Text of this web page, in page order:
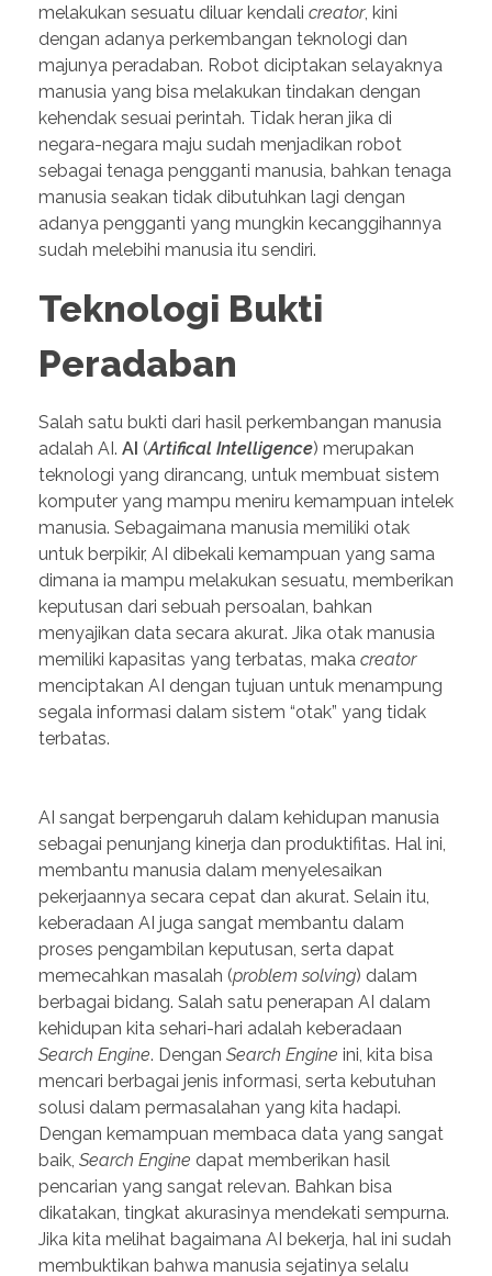
melakukan sesuatu diluar kendali creator, kini
dengan adanya perkembangan teknologi dan
majunya peradaban. Robot diciptakan selayaknya
manusia yang bisa melakukan tindakan dengan
kehendak sesuai perintah. Tidak heran jika di
negara-negara maju sudah menjadikan robot
sebagai tenaga pengganti manusia, bahkan tenaga
manusia seakan tidak dibutuhkan lagi dengan
adanya pengganti yang mungkin kecanggihannya
sudah melebihi manusia itu sendiri.
Teknologi Bukti
Peradaban
Salah satu bukti dari hasil perkembangan manusia
adalah AI. AI (Artifical Intelligence) merupakan
teknologi yang dirancang, untuk membuat sistem
komputer yang mampu meniru kemampuan intelek
manusia. Sebagaimana manusia memiliki otak
untuk berpikir, AI dibekali kemampuan yang sama
dimana ia mampu melakukan sesuatu, memberikan
keputusan dari sebuah persoalan, bahkan
menyajikan data secara akurat. Jika otak manusia
memiliki kapasitas yang terbatas, maka creator
menciptakan AI dengan tujuan untuk menampung
segala informasi dalam sistem “otak” yang tidak
terbatas.
AI sangat berpengaruh dalam kehidupan manusia
sebagai penunjang kinerja dan produktifitas. Hal ini,
membantu manusia dalam menyelesaikan
pekerjaannya secara cepat dan akurat. Selain itu,
keberadaan AI juga sangat membantu dalam
proses pengambilan keputusan, serta dapat
memecahkan masalah (problem solving) dalam
berbagai bidang. Salah satu penerapan AI dalam
kehidupan kita sehari-hari adalah keberadaan
Search Engine. Dengan Search Engine ini, kita bisa
mencari berbagai jenis informasi, serta kebutuhan
solusi dalam permasalahan yang kita hadapi.
Dengan kemampuan membaca data yang sangat
baik, Search Engine dapat memberikan hasil
pencarian yang sangat relevan. Bahkan bisa
dikatakan, tingkat akurasinya mendekati sempurna.
Jika kita melihat bagaimana AI bekerja, hal ini sudah
membuktikan bahwa manusia sejatinya selalu